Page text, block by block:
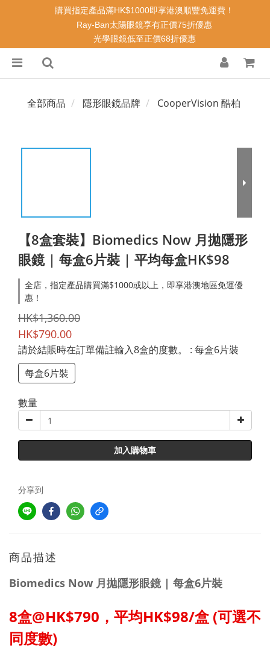
全部商品 隱形眼鏡品牌 CooperVision 酷柏
【8盒套裝】Biomedics Now 月拋隱形
眼鏡 | 每盒6片裝 | 平均每盒HK$98
全店，指定產品購買滿$1000或以上，即享港澳地區免運優
惠！
HK$1,360.00
HK$790.00
請於結賬時在訂單備註輸入8盒的度數。 : 每盒6片裝
每盒6片裝
數量
加入購物車
分享到
商品描述
Biomedics Now 月拋隱形眼鏡 | 每盒6片裝
8盒@HK$790，平均HK$98/盒 (可選不
同度數)
購買指定產品滿HK$1000即享港澳順豐免運費！
Ray-Ban太陽眼鏡享有正價75折優惠
光學眼鏡低至正價68折優惠